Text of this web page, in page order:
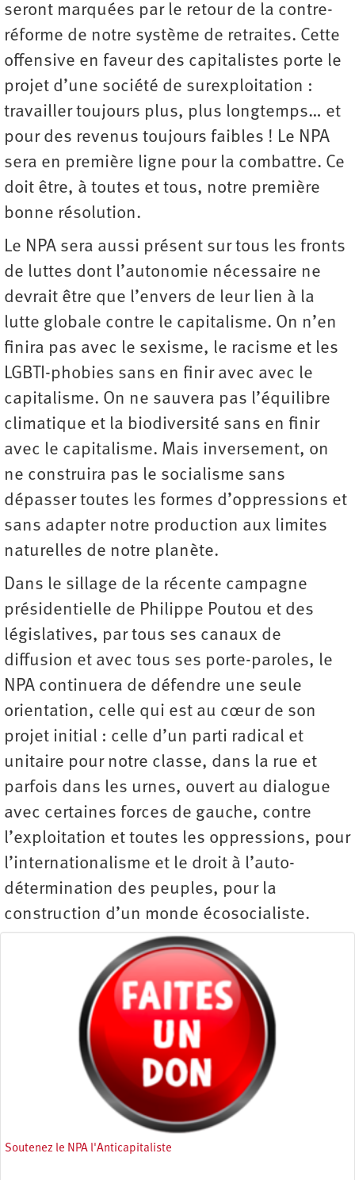
seront marquées par le retour de la contre-
réforme de notre système de retraites. Cette
offensive en faveur des capitalistes porte le
projet d’une société de surexploitation :
travailler toujours plus, plus longtemps… et
pour des revenus toujours faibles ! Le NPA
sera en première ligne pour la combattre. Ce
doit être, à toutes et tous, notre première
bonne résolution.
Le NPA sera aussi présent sur tous les fronts
de luttes dont l’autonomie nécessaire ne
devrait être que l’envers de leur lien à la
lutte globale contre le capitalisme. On n’en
finira pas avec le sexisme, le racisme et les
LGBTI-phobies sans en finir avec avec le
capitalisme. On ne sauvera pas l’équilibre
climatique et la biodiversité sans en finir
avec le capitalisme. Mais inversement, on
ne construira pas le socialisme sans
dépasser toutes les formes d’oppressions et
sans adapter notre production aux limites
naturelles de notre planète.
Dans le sillage de la récente campagne
présidentielle de Philippe Poutou et des
législatives, par tous ses canaux de
diffusion et avec tous ses porte-paroles, le
NPA continuera de défendre une seule
orientation, celle qui est au cœur de son
projet initial : celle d’un parti radical et
unitaire pour notre classe, dans la rue et
parfois dans les urnes, ouvert au dialogue
avec certaines forces de gauche, contre
l’exploitation et toutes les oppressions, pour
l’internationalisme et le droit à l’auto-
détermination des peuples, pour la
construction d’un monde écosocialiste.
Soutenez le NPA l'Anticapitaliste